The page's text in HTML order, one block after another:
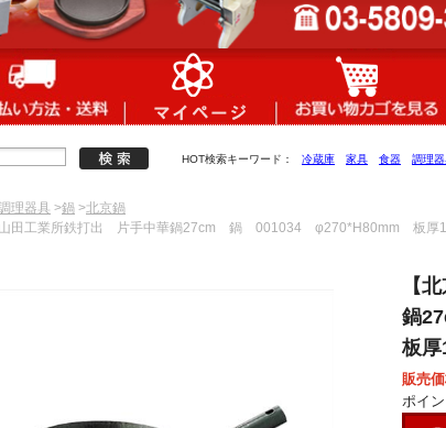
HOT検索キーワード： 冷蔵庫 家具 食器 調理
理器具 >鍋 >北京鍋
山田工業所鉄打出 片手中華鍋27cm 鍋 001034 φ270*H80mm 板厚
【
鍋
板厚
販売
ポイ